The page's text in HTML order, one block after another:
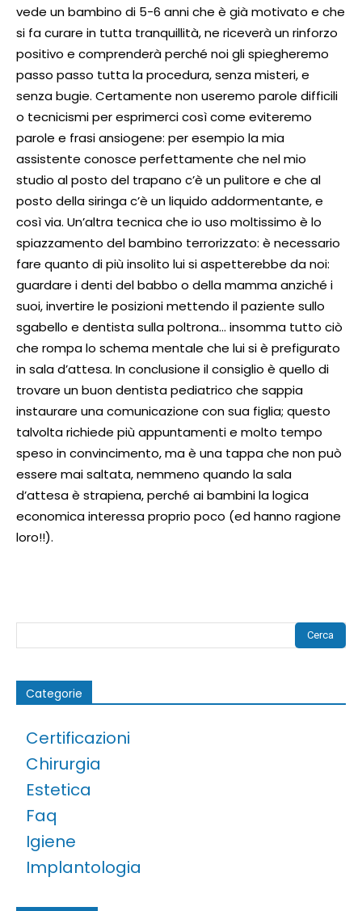
vede un bambino di 5-6 anni che è già motivato e che
si fa curare in tutta tranquillità, ne riceverà un rinforzo
positivo e comprenderà perché noi gli spiegheremo
passo passo tutta la procedura, senza misteri, e
senza bugie. Certamente non useremo parole difficili
o tecnicismi per esprimerci così come eviteremo
parole e frasi ansiogene: per esempio la mia
assistente conosce perfettamente che nel mio
studio al posto del trapano c’è un pulitore e che al
posto della siringa c’è un liquido addormentante, e
così via. Un’altra tecnica che io uso moltissimo è lo
spiazzamento del bambino terrorizzato: è necessario
fare quanto di più insolito lui si aspetterebbe da noi:
guardare i denti del babbo o della mamma anziché i
suoi, invertire le posizioni mettendo il paziente sullo
sgabello e dentista sulla poltrona… insomma tutto ciò
che rompa lo schema mentale che lui si è prefigurato
in sala d’attesa. In conclusione il consiglio è quello di
trovare un buon dentista pediatrico che sappia
instaurare una comunicazione con sua figlia; questo
talvolta richiede più appuntamenti e molto tempo
speso in convincimento, ma è una tappa che non può
essere mai saltata, nemmeno quando la sala
d’attesa è strapiena, perché ai bambini la logica
economica interessa proprio poco (ed hanno ragione
loro!!).
Cerca
Categorie
Certificazioni
Chirurgia
Estetica
Faq
Igiene
Implantologia